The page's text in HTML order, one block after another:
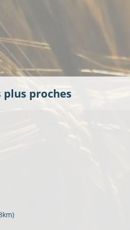
plus proches